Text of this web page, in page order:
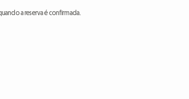
a reserva é confirmada.